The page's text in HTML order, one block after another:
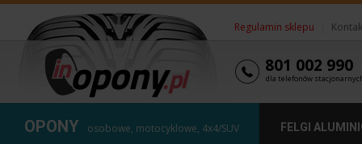
Regulamin sklepu
801 002 990
dla telefonów
OPONY osobowe, motocyklowe, 4x4/SUV FELGI